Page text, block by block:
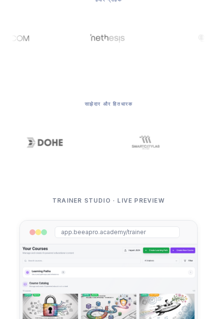
साझेदार और हितधारक
TRAINER STUDIO · LIVE PREVIEW
app.beeapro.academy/trainer